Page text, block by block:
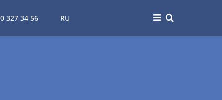
327 34 56 RU